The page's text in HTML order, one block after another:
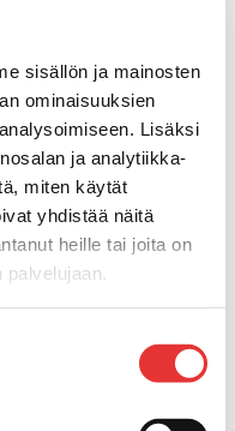
sisällön ja mainosten
ominaisuuksien
Lisäksi
ja analytiikka-
miten käytät
yhdistää näitä
heille tai joita on
palvelujaan.
, törmäyslistat ja
ja eväsuojat